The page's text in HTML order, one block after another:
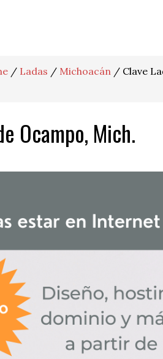
/ Ladas / Michoacán / Clave
Ocampo, Mich.